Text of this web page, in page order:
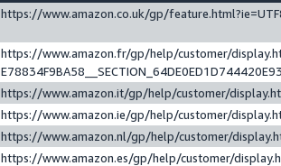
https://www.amazon.co.uk/gp/
https://www.amazon.fr/gp/help/customer/
https://www.amazon.it/gp/help/customer/
https://www.amazon.ie/gp/help/customer/
https://www.amazon.nl/gp/help/customer/
https://www.amazon.es/gp/help/customer/